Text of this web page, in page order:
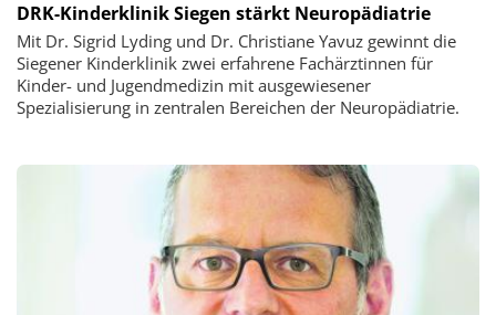
DRK-Kinderklinik Siegen stärkt Neuropädiatrie
Mit Dr. Sigrid Lyding und Dr. Christiane Yavuz gewinnt die
Siegener Kinderklinik zwei erfahrene Fachärztinnen für
Kinder- und Jugendmedizin mit ausgewiesener
Spezialisierung in zentralen Bereichen der Neuropädiatrie.